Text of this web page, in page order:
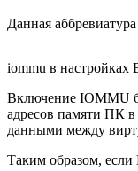
Данная
iommu в настройках
Включение IOMMU
адресов памяти ПК в
данными между
Таким образом,